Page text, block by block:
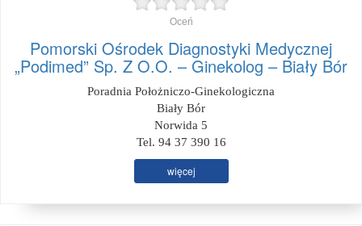
Oceń
Pomorski Ośrodek Diagnostyki Medycznej
„Podimed” Sp. Z O.O. – Ginekolog – Biały Bór
Poradnia Położniczo-Ginekologiczna
Biały Bór
Norwida 5
Tel. 94 37 390 16
więcej